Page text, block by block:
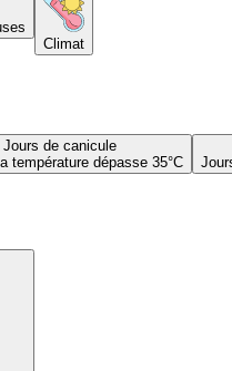
Climat
Jours de canicule
température dépasse 35°C